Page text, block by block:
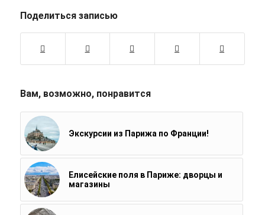
Поделиться записью
Вам, возможно, понравится
Экскурсии из Парижа по Франции!
Елисейские поля в Париже: дворцы и
магазины